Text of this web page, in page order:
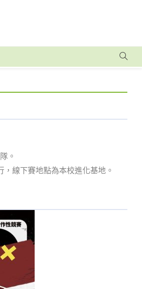
。
線下賽地點為本校進化基地。